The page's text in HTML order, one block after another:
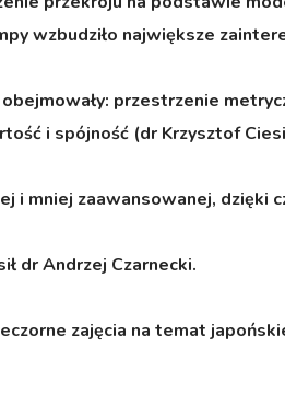
wzbudziło największe
przestrzenie
i spójność (dr Krzysztof
i mniej zaawansowanej,
dr Andrzej Czarnecki.
zajęcia na temat